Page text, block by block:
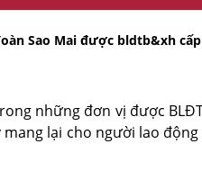
Sao Mai được bldtb&xh
những đơn vị được
lại cho người lao